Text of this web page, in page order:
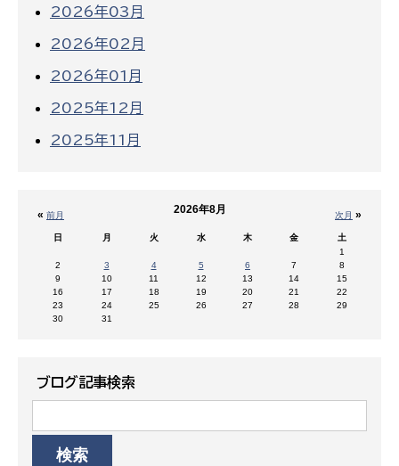
2026年03月
2026年02月
2026年01月
2025年12月
2025年11月
« 前月 次月 »
2026年8月
日 月 火 水 木 金
土
1
2
3 4 5 6 7
8
9
10 11 12 13 14
15
16
17 18 19 20 21
22
23
24 25 26 27 28
29
30
31
ブログ記事検索